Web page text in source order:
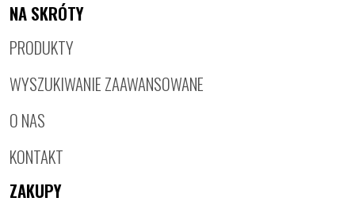
NA SKRÓTY
PRODUKTY
WYSZUKIWANIE ZAAWANSOWANE
O NAS
KONTAKT
ZAKUPY